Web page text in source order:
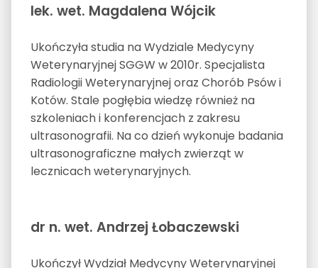
lek. wet. Magdalena Wójcik
Ukończyła studia na Wydziale Medycyny
Weterynaryjnej SGGW w 2010r. Specjalista
Radiologii Weterynaryjnej oraz Chorób Psów i
Kotów. Stale pogłębia wiedzę również na
szkoleniach i konferencjach z zakresu
ultrasonografii. Na co dzień wykonuje badania
ultrasonograficzne małych zwierząt w
lecznicach weterynaryjnych.
dr n. wet. Andrzej Łobaczewski
Ukończył Wydział Medycyny Weterynaryjnej